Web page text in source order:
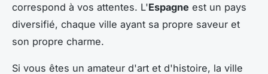
correspond à vos attentes. L'Espagne est un pays
diversifié, chaque ville ayant sa propre saveur et
son propre charme.
Si vous êtes un amateur d'art et d'histoire, la ville